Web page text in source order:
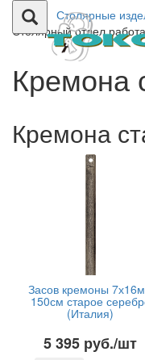
Столярные
Столярный отдел
Кремона
Кремона
Засов кремоны
150см старое
(Италия)
5 395 руб./шт